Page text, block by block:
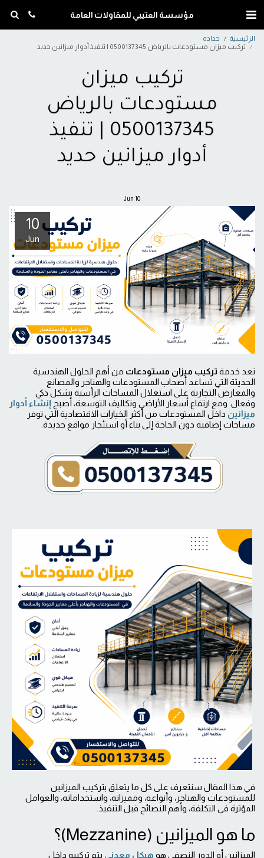
مؤسسة العتيبي للمقاولات العامة
الرئيسية
حداده
تركيب ميزان مستودعات بالرياض 0500137345 | تنفيذ أدوار ميزانين حديد
تركيب ميزان
مستودعات بالرياض
0500137345 | تنفيذ
أدوار ميزانين حديد
10
Jun
10
Jun
تعد خدمة تركيب ميزان مستودعات من أهم الحلول الهندسية
الحديثة التي تساعد أصحاب المستودعات والهناجر والمصانع
والمعارض التجارية على استغلال المساحات الرأسية بشكل ذكي
وفعال. ومع ارتفاع أسعار الأراضي وتكاليف التوسعة، أصبح
إنشاء أدوار
ميزانين داخل المستودعات من أكثر الخيارات الاقتصادية التي توفر
مساحات إضافية دون الحاجة إلى بناء أو استئجار مواقع جديدة.
في هذا المقال سنتعرف على كل ما يتعلق بتركيب الميزانين
للمستودعات والهناجر، وأنواعه، ومميزاته، واستخداماته، والعوامل
المؤثرة في التكلفة، وأهم النصائح قبل التنفيذ.
ما هو الميزانين (Mezzanine)؟
الميزانين أو الدور النصفي هو هيكل معدني يتم تركيبه داخل